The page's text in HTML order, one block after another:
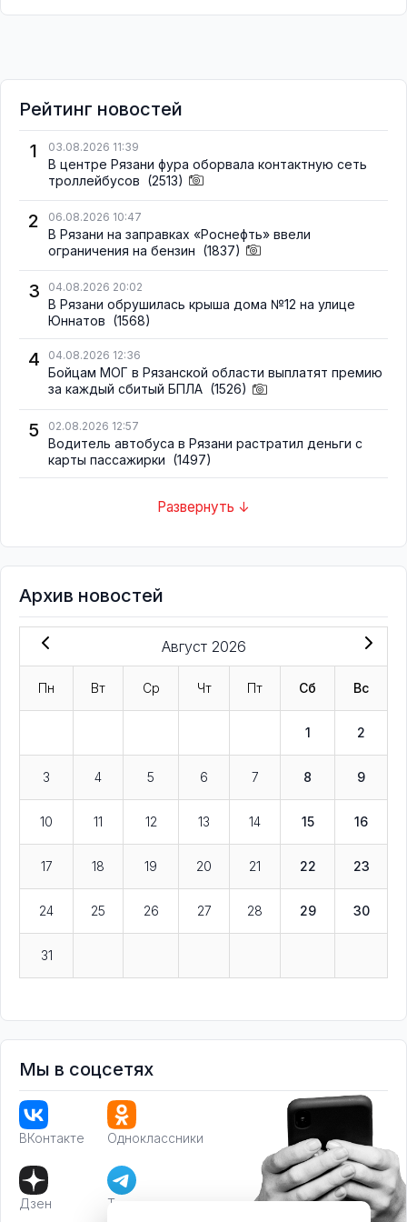
Рейтинг новостей
1
03.08.2026 11:39
В центре Рязани фура оборвала контактную сеть
троллейбусов (2513)
2 06.08.2026 10:47
В Рязани на заправках «Роснефть» ввели
ограничения на бензин (1837)
3 04.08.2026 20:02
В Рязани обрушилась крыша дома №12 на улице
Юннатов (1568)
4 04.08.2026 12:36
Бойцам МОГ в Рязанской области выплатят премию
за каждый сбитый БПЛА (1526)
5 02.08.2026 12:57
Водитель автобуса в Рязани растратил деньги с
карты пассажирки (1497)
Развернуть ↓
Архив новостей
Август 2026
Пн Вт Ср Чт Пт Сб Вс
1 2
3 4 5 6 7 8 9
10 11 12 13 14 15 16
17 18 19 20 21 22 23
24 25 26 27 28 29 30
31
Мы в соцсетях
ВКонтакте Одноклассники
Дзен Телеграм